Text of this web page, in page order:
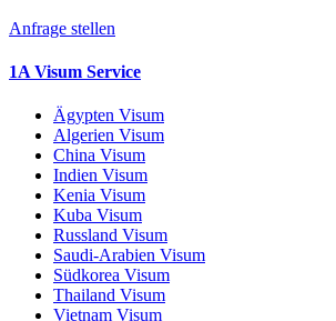
Anfrage stellen
1A Visum Service
Ägypten Visum
Algerien Visum
China Visum
Indien Visum
Kenia Visum
Kuba Visum
Russland Visum
Saudi-Arabien Visum
Südkorea Visum
Thailand Visum
Vietnam Visum